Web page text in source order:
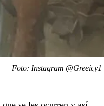
Foto: Instagram @Greeicy1